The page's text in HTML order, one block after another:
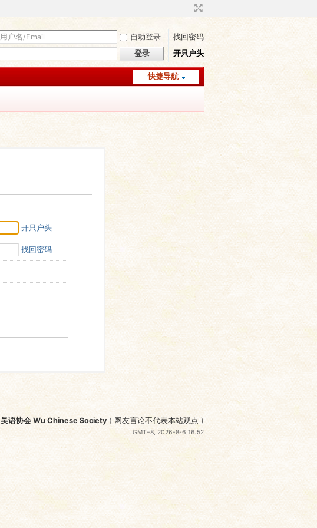
自动登录
找回密码
登录 开只户头
快捷导航
开只户头
找回密码
吴语协会 Wu Chinese Society ( 网友言论不代表本站观点 )
GMT+8, 2026-8-6 16:52